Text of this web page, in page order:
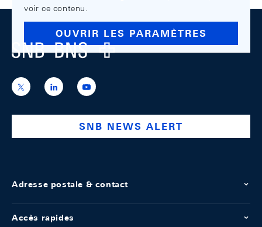
voir ce contenu.
OUVRIR LES PARAMÈTRES
Footer
Logo
https://x.com/snb_bns
https://ch.linkedin.com/company/swiss-
national-
https://www.youtube.com/
SNB NEWS ALERT
Adresse postale & contact
Accès rapides